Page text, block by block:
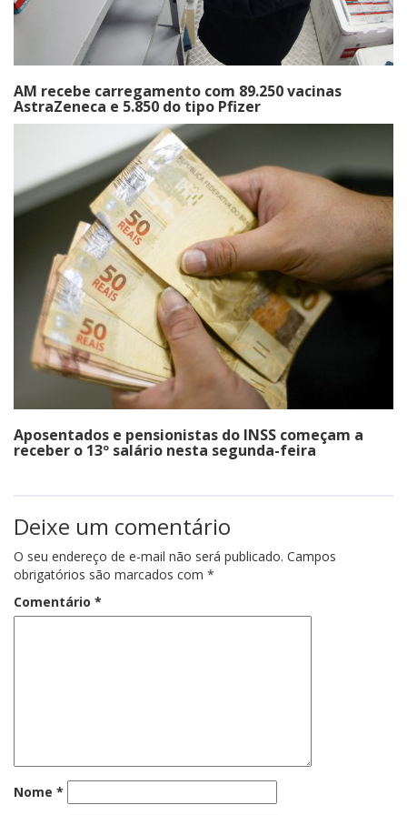
AM recebe carregamento com 89.250 vacinas
AstraZeneca e 5.850 do tipo Pfizer
Aposentados e pensionistas do INSS começam a
receber o 13º salário nesta segunda-feira
Deixe um comentário
O seu endereço de e-mail não será publicado. Campos
obrigatórios são marcados com *
Comentário *
Nome *